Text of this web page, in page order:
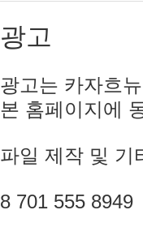
광고
광고는 카자흐
본 홈페이지에
파일 제작 및 기
8 701 555 8949